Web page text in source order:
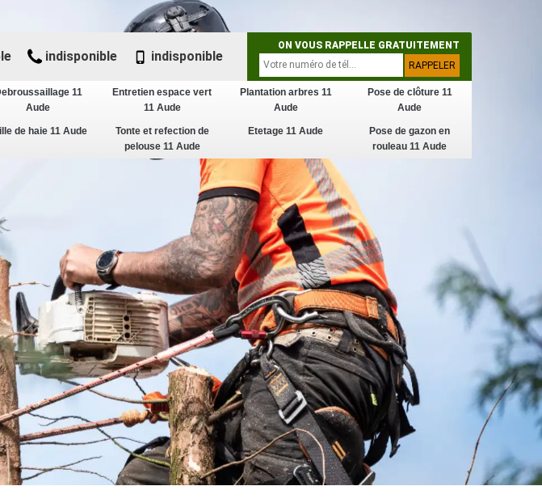
11
Aude
Entretien espace vert
11 Aude
Plantation arbres 11
Aude
Pose de clôture 11
Aude
de haie 11 Aude
Tonte et refection de
pelouse 11 Aude
Etetage 11 Aude
Pose de gazon en
rouleau 11 Aude
indisponible indisponible
ON VOUS RAPPELLE GRATUITEMENT